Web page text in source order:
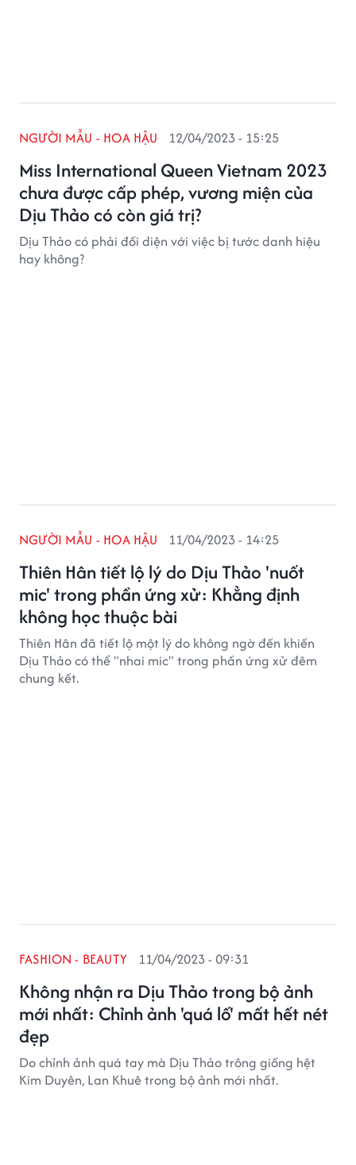
Miss International Queen Vietnam 2023
chưa được cấp phép, vương miện của
Dịu Thảo có còn giá trị?
NGƯỜI MẪU - HOA HẬU 12/04/2023 - 15:25
Dịu Thảo có phải đối diện với việc bị tước danh hiệu
hay không?
Thiên Hân tiết lộ lý do Dịu Thảo 'nuốt
mic' trong phần ứng xử: Khẳng định
không học thuộc bài
NGƯỜI MẪU - HOA HẬU 11/04/2023 - 14:25
Thiên Hân đã tiết lộ một lý do không ngờ đến khiến
Dịu Thảo có thể "nhai mic" trong phần ứng xử đêm
chung kết.
Không nhận ra Dịu Thảo trong bộ ảnh
mới nhất: Chỉnh ảnh 'quá lố' mất hết nét
đẹp
FASHION - BEAUTY 11/04/2023 - 09:31
Do chỉnh ảnh quá tay mà Dịu Thảo trông giống hệt
Kim Duyên, Lan Khuê trong bộ ảnh mới nhất.